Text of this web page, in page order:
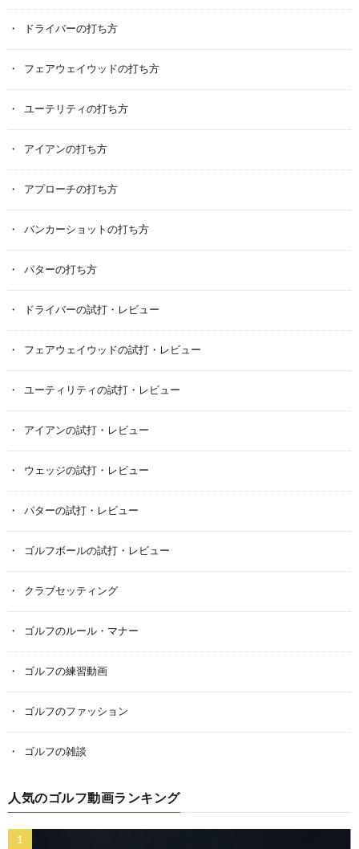
ドライバーの打ち方
フェアウェイウッドの打ち方
ユーテリティの打ち方
アイアンの打ち方
アプローチの打ち方
バンカーショットの打ち方
パターの打ち方
ドライバーの試打・レビュー
フェアウェイウッドの試打・レビュー
ユーティリティの試打・レビュー
アイアンの試打・レビュー
ウェッジの試打・レビュー
パターの試打・レビュー
ゴルフボールの試打・レビュー
クラブセッティング
ゴルフのルール・マナー
ゴルフの練習動画
ゴルフのファッション
ゴルフの雑談
人気のゴルフ動画ランキング